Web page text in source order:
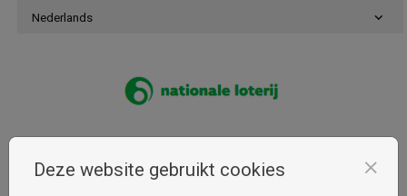
Naar inhoud gaan
Nederlands
Menu
Login
Deze website gebruikt cookies close